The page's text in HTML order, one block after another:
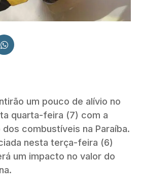
um pouco de alívio no
quarta-feira (7) com a
combustíveis na Paraíba.
nesta terça-feira (6)
um impacto no valor do